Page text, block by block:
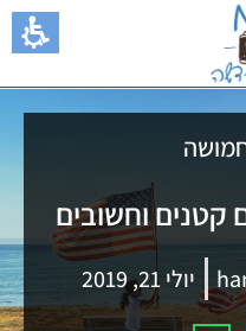
קטנים וחשובים
יולי 21, 2019